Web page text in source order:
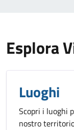
Esplora
Luoghi
Scopri i luoghi
nostro